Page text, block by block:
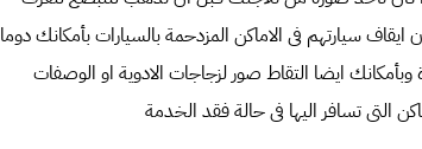
سيارتهم فى الاماكن المزدحمة بالسيارات بأمكانك دوما
ايضا التقاط صور لزجاجات الادوية او الوصفات
التى تسافر اليها فى حالة فقد الخدمة